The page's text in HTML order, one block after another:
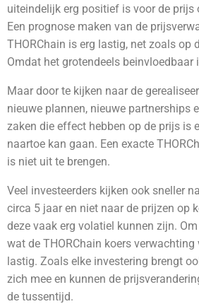
uiteindelijk erg positief is voor de prijs
Een prognose maken van de
THORChain is erg lastig, net zoals op
Omdat het grotendeels beinvloedbaar
Maar door te kijken naar de
nieuwe plannen, nieuwe partnerships
zaken die effect hebben op de prijs is
naartoe kan gaan. Een exacte
is niet uit te brengen.
Veel investeerders kijken ook sneller
circa 5 jaar en niet naar de prijzen op
deze vaak erg volatiel kunnen zijn.
wat de THORChain koers verwachting
lastig. Zoals elke investering brengt
zich mee en kunnen de
de tussentijd.